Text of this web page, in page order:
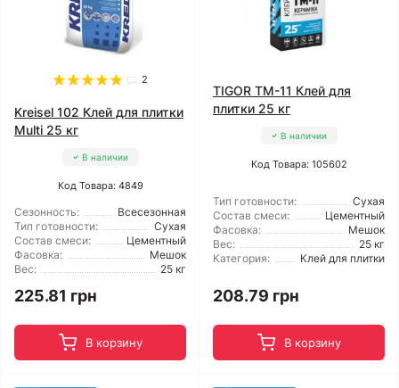
2
Kreisel 102 Клей для плитки
Multi 25 кг
В наличии
Код Товара: 4849
Сезонность:
Всесезонная
Тип готовности:
Сухая
Состав смеси:
Цементный
Фасовка:
Мешок
Вес:
25 кг
225.81 грн
В корзину
TIGOR TM-11 Клей для
плитки 25 кг
В наличии
Код Товара: 105602
Тип готовности:
Сухая
Состав смеси:
Цементный
Фасовка:
Мешок
Вес:
25 кг
Категория:
Клей для плитки
208.79 грн
В корзину